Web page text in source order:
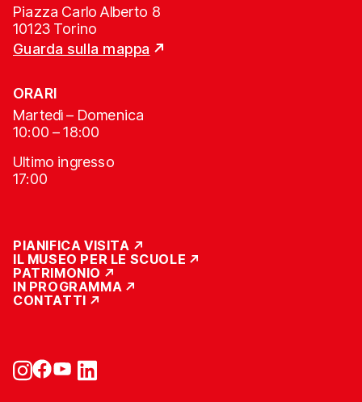
Piazza Carlo Alberto 8
10123 Torino
Guarda sulla mappa
ORARI
Martedì – Domenica
10:00 – 18:00
Ultimo ingresso
17:00
PIANIFICA VISITA
IL MUSEO PER LE SCUOLE
PATRIMONIO
IN PROGRAMMA
CONTATTI